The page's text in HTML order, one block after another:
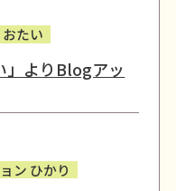
たい
」よりBlogアッ
ン ひかり